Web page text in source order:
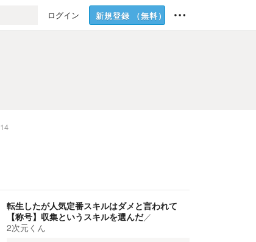
ログイン 新規登録 （無料）
14
転生したが人気定番スキルはダメと言われて
【称号】収集というスキルを選んだ／
2次元くん